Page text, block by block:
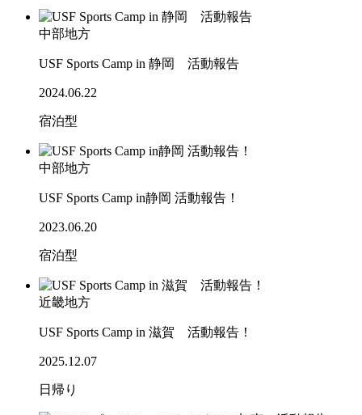
中部地方
USF Sports Camp in 静岡 活動報告
2024.06.22
宿泊型
中部地方
USF Sports Camp in静岡 活動報告！
2023.06.20
宿泊型
近畿地方
USF Sports Camp in 滋賀 活動報告！
2025.12.07
日帰り